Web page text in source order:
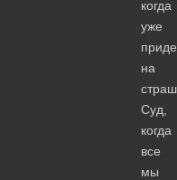
когда
уже
на
Суд,
когда
все
мы